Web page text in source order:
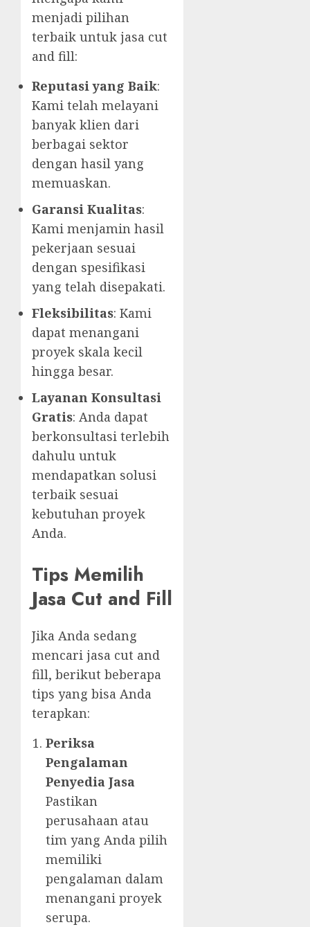
menjadi pilihan
terbaik untuk jasa cut
and fill:
Reputasi yang Baik:
Kami telah melayani
banyak klien dari
berbagai sektor
dengan hasil yang
memuaskan.
Garansi Kualitas:
Kami menjamin hasil
pekerjaan sesuai
dengan spesifikasi
yang telah disepakati.
Fleksibilitas: Kami
dapat menangani
proyek skala kecil
hingga besar.
Layanan Konsultasi
Gratis: Anda dapat
berkonsultasi terlebih
dahulu untuk
mendapatkan solusi
terbaik sesuai
kebutuhan proyek
Anda.
Tips Memilih
Jasa Cut and Fill
Jika Anda sedang
mencari jasa cut and
fill, berikut beberapa
tips yang bisa Anda
terapkan:
Periksa
Pengalaman
Penyedia Jasa
Pastikan
perusahaan atau
tim yang Anda pilih
memiliki
pengalaman dalam
menangani proyek
serupa.